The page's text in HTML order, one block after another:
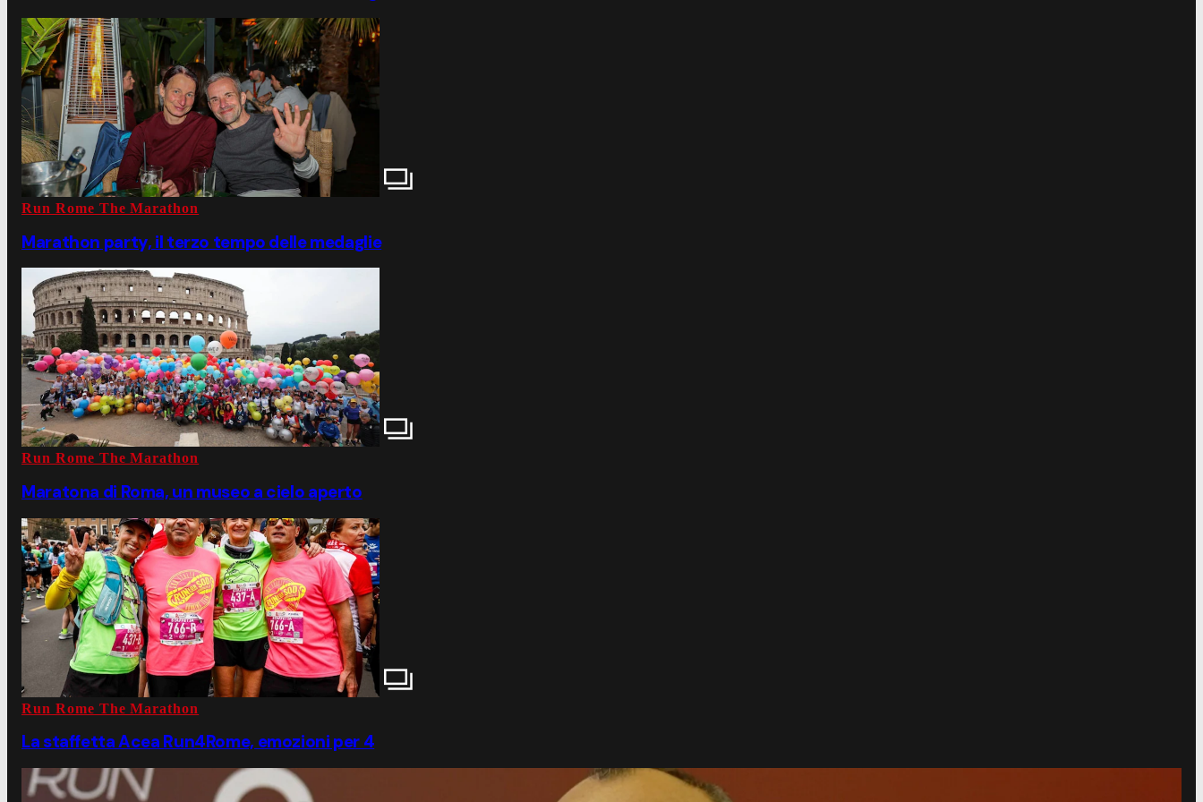
Run Rome The Marathon
Marathon party, il terzo tempo delle medaglie
Run Rome The Marathon
Maratona di Roma, un museo a cielo aperto
Run Rome The Marathon
La staffetta Acea Run4Rome, emozioni per 4